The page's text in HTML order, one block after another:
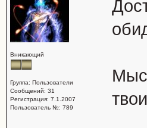
Вникающий
Группа: Пользователи
Сообщений: 31
Регистрация: 7.1.2007
Пользователь №: 789